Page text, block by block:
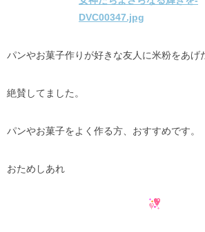
パンやお菓子作りが好きな友人に米粉をあげ
絶賛してました。
パンやお菓子をよく作る方、おすすめです。
おためしあれ